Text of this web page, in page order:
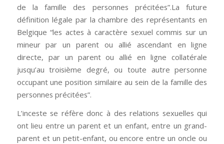
de la famille des personnes précitées”.La future
définition légale par la chambre des représentants en
Belgique “les actes à caractère sexuel commis sur un
mineur par un parent ou allié ascendant en ligne
directe, par un parent ou allié en ligne collatérale
jusqu’au troisième degré, ou toute autre personne
occupant une position similaire au sein de la famille des
personnes précitées”.
L’inceste se réfère donc à des relations sexuelles qui
ont lieu entre un parent et un enfant, entre un grand-
parent et un petit-enfant, ou encore entre un oncle ou